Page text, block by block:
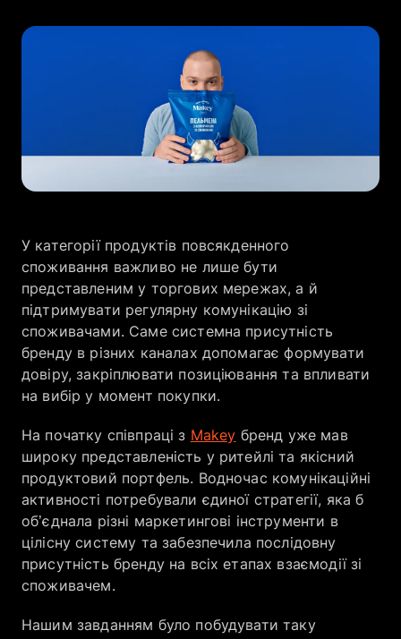
Блог
Компанія
Кар’єра
У категорії продуктів повсякденного
споживання важливо не лише бути
представленим у торгових мережах, а й
підтримувати регулярну комунікацію зі
споживачами. Саме системна присутність
бренду в різних каналах допомагає формувати
довіру, закріплювати позиціювання та впливати
на вибір у момент покупки.
На початку співпраці з Makey бренд уже мав
широку представленість у ритейлі та якісний
продуктовий портфель. Водночас комунікаційні
активності потребували єдиної стратегії, яка б
об’єднала різні маркетингові інструменти в
цілісну систему та забезпечила послідовну
присутність бренду на всіх етапах взаємодії зі
споживачем.
Нашим завданням було побудувати таку